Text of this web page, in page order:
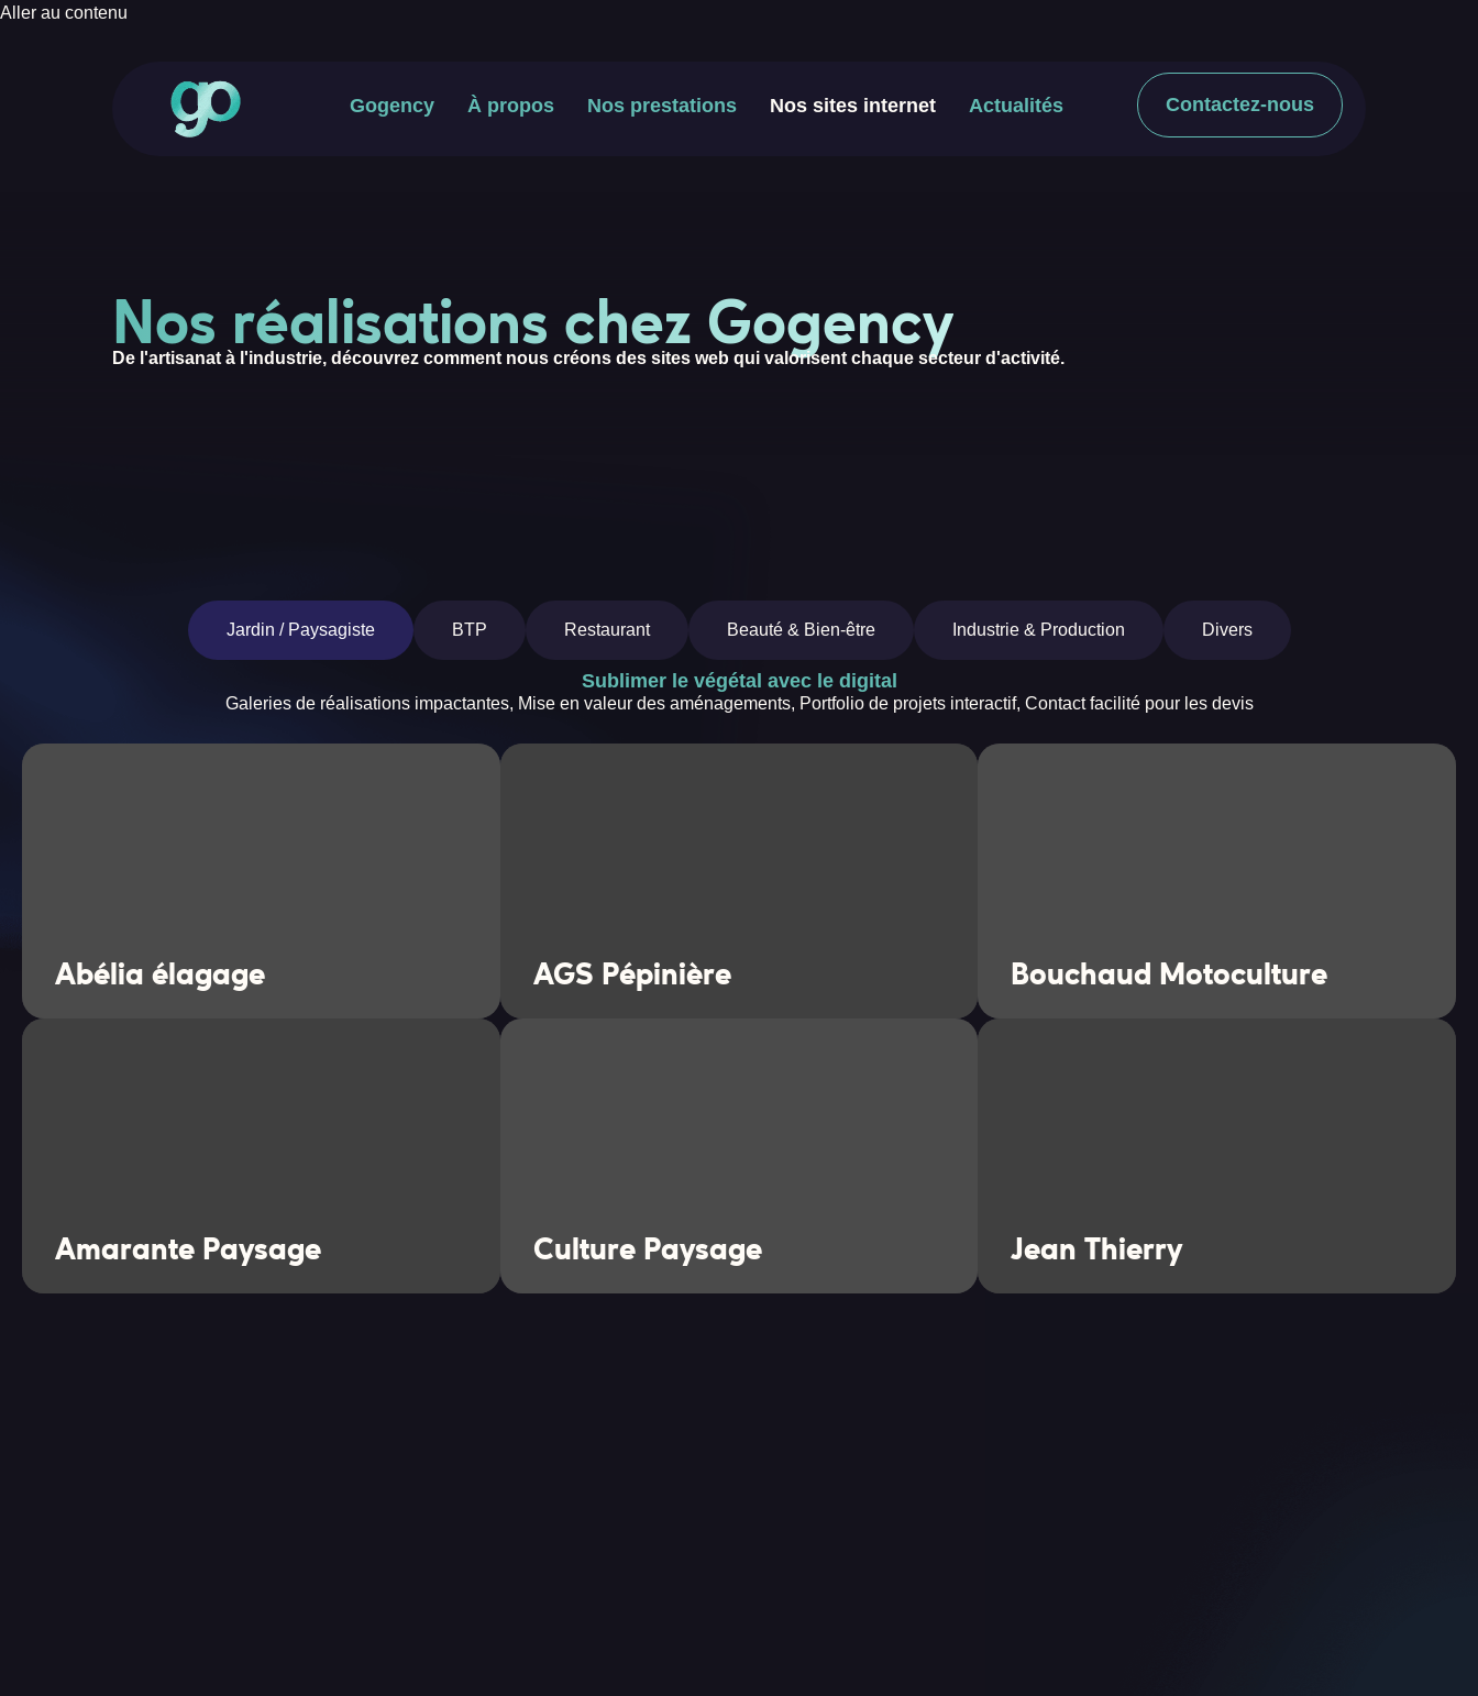
Aller au contenu
Gogency À propos Nos prestations Nos sites internet Actualités Contactez-nous
Nos réalisations chez Gogency
De l'artisanat à l'industrie, découvrez comment nous créons des sites web qui valorisent chaque secteur d'activité.
Jardin / Paysagiste BTP Restaurant Beauté & Bien-être Industrie & Production Divers
Sublimer le végétal avec le digital
Galeries de réalisations impactantes, Mise en valeur des aménagements, Portfolio de projets interactif, Contact facilité pour les devis
Abélia élagage AGS Pépinière Bouchaud Motoculture
Amarante Paysage Culture Paysage Jean Thierry